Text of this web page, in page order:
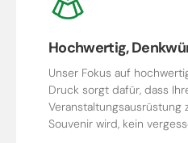
Hochwertig,
Unser Fokus auf
Druck sorgt dafür, dass
Veranstaltungsausrüstung
Souvenir wird, kein